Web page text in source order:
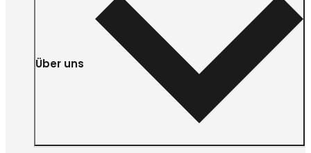
Über uns